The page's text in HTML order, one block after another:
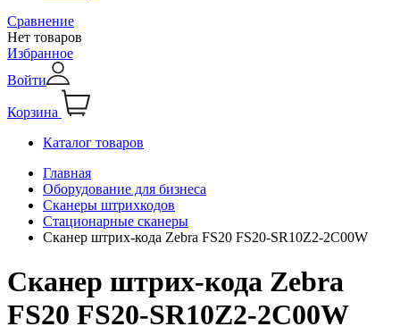
Сравнение
Нет товаров
Избранное
Войти
Корзина
Каталог товаров
Главная
Оборудование для бизнеса
Сканеры штрихкодов
Стационарные сканеры
Сканер штрих-кода Zebra FS20 FS20-SR10Z2-2C00W
Сканер штрих-кода Zebra
FS20 FS20-SR10Z2-2C00W